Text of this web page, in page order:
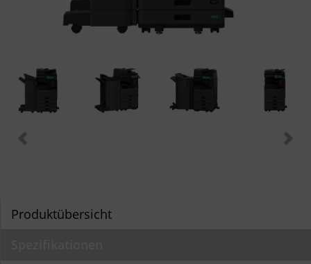
Produktübersicht